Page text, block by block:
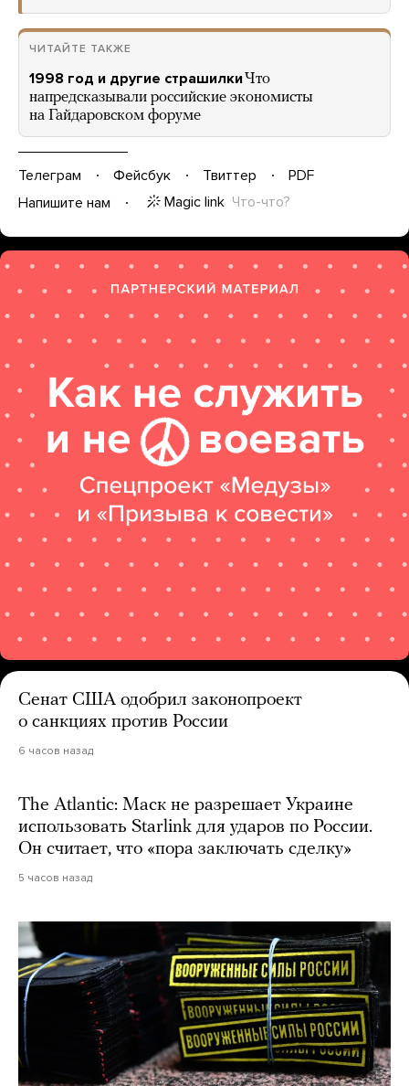
ЧИТАЙТЕ ТАКЖЕ
1998 год и другие страшилкиЧто
напредсказывали российские экономисты
на Гайдаровском форуме
Телеграм Фейсбук Твиттер
PDF
Напишите нам
Magic link Что-что?
Сенат США одобрил законопроект
о санкциях против России
6 часов назад
The Atlantic: Маск не разрешает Украине
использовать Starlink для ударов по России.
Он считает, что «пора заключать сделку»
5 часов назад